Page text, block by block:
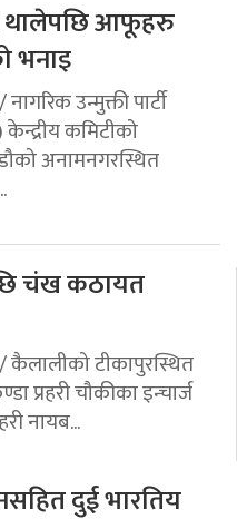
थालेपछि आफूहरु
भनाइ
उन्मुक्ती पार्टी
केन्द्रीय कमिटीको
अनामनगरस्थित
चंख कठायत
कैलालीको टीकापुरस्थित
प्रहरी चौकीका इन्चार्ज
नायब...
दुई भारतिय